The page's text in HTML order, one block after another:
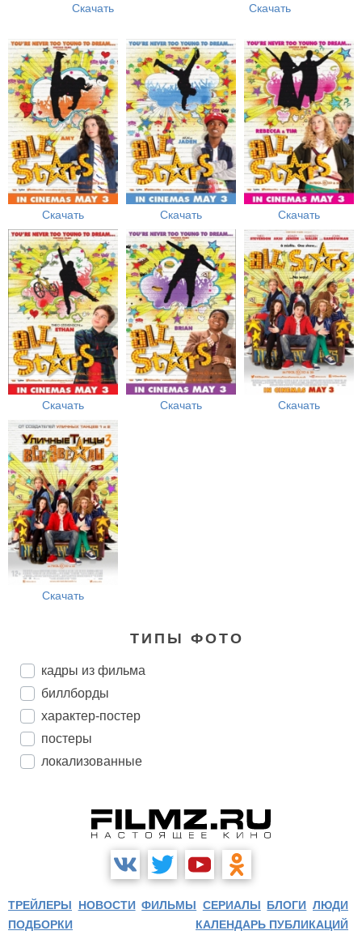
Скачать Скачать
Скачать Скачать Скачать
Скачать Скачать Скачать
Скачать
ТИПЫ ФОТО
кадры из фильма
биллборды
характер-постер
постеры
локализованные
ТРЕЙЛЕРЫ НОВОСТИ ФИЛЬМЫ СЕРИАЛЫ БЛОГИ ЛЮДИ
ПОДБОРКИ
КАЛЕНДАРЬ ПУБЛИКАЦИЙ